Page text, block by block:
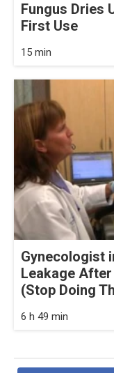
Fungus Dries
First Use
15 min
Gynecologist
Leakage
(Stop Doing
6 h 49 min